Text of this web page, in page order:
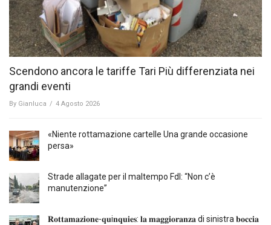
Scendono ancora le tariffe Tari Più differenziata nei
grandi eventi
By Gianluca / 4 Agosto 2026
«Niente rottamazione cartelle Una grande occasione
persa»
Strade allagate per il maltempo FdI: “Non c’è
manutenzione”
𝐑𝐨𝐭𝐭𝐚𝐦𝐚𝐳𝐢𝐨𝐧𝐞-𝐪𝐮i𝐧𝐪𝐮𝐢𝐞𝐬: 𝐥𝐚 𝐦𝐚𝐠𝐠𝐢𝐨𝐫𝐚𝐧𝐳𝐚 di sinistra 𝐛𝐨𝐜𝐜𝐢𝐚